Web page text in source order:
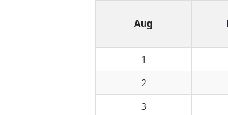
Aug
1
2
3